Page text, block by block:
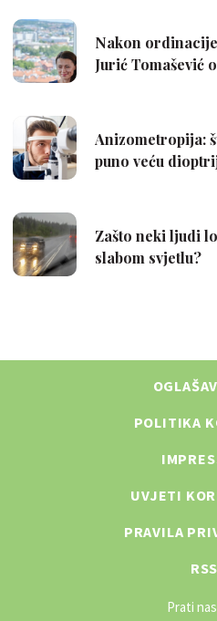
POLITIKA
UVJETI
PRAVILA
RSS
Prati